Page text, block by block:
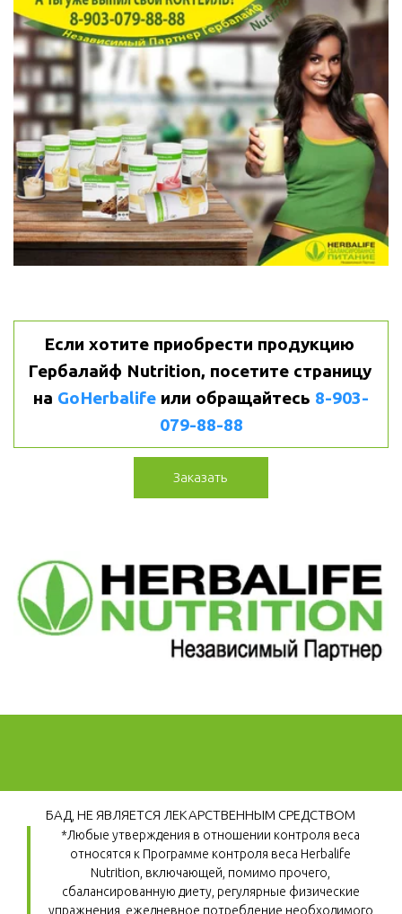
Если хотите приобрести продукцию
Гербалайф Nutrition, посетите страницу
на GoHerbalife или обращайтесь 8-903-
079-88-88
Заказать
БАД, НЕ ЯВЛЯЕТСЯ ЛЕКАРСТВЕННЫМ СРЕДСТВОМ
*Любые утверждения в отношении контроля веса
относятся к Программе контроля веса Herbalife
Nutrition, включающей, помимо прочего,
сбалансированную диету, регулярные физические
упражнения, ежедневное потребление необходимого